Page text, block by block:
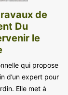
de
Du
le
qui propose
d’un expert pour
Elle met à